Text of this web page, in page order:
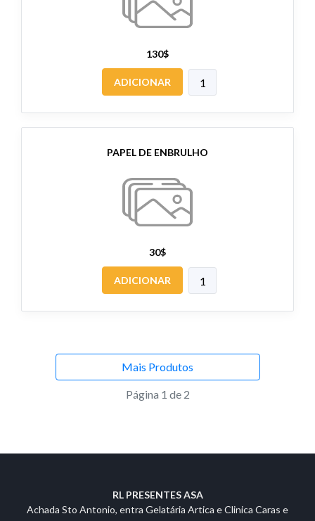
130$
ADICIONAR
PAPEL DE ENBRULHO
30$
ADICIONAR
Mais Produtos
Página 1 de 2
RL PRESENTES ASA
Achada Sto Antonio, entra Gelatária Artica e Clinica Caras e